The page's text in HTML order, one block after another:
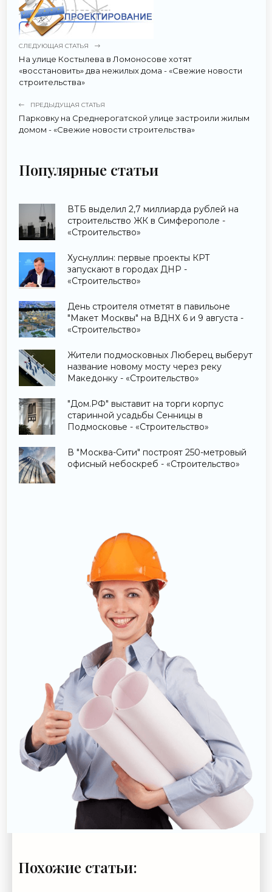
СЛЕДУЮЩАЯ СТАТЬЯ
На улице Костылева в Ломоносове хотят
«восстановить» два нежилых дома - «Свежие новости
строительства»
ПРЕДЫДУЩАЯ СТАТЬЯ
Парковку на Среднерогатской улице застроили жилым
домом - «Свежие новости строительства»
Популярные статьи
ВТБ выделил 2,7 миллиарда рублей на
строительство ЖК в Симферополе -
«Строительство»
Хуснуллин: первые проекты КРТ
запускают в городах ДНР -
«Строительство»
День строителя отметят в павильоне
"Макет Москвы" на ВДНХ 6 и 9 августа -
«Строительство»
Жители подмосковных Люберец выберут
название новому мосту через реку
Македонку - «Строительство»
"Дом.РФ" выставит на торги корпус
старинной усадьбы Сенницы в
Подмосковье - «Строительство»
В "Москва-Сити" построят 250-метровый
офисный небоскреб - «Строительство»
Похожие статьи: